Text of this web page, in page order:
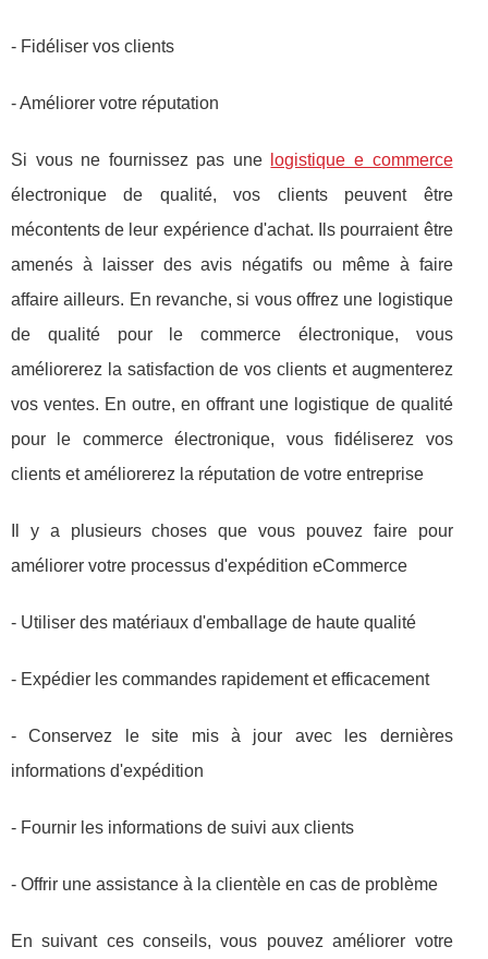
- Fidéliser vos clients
- Améliorer votre réputation
Si vous ne fournissez pas une
logistique e commerce
électronique de qualité, vos clients peuvent être
mécontents de leur expérience d'achat. Ils pourraient être
amenés à laisser des avis négatifs ou même à faire
affaire ailleurs. En revanche, si vous offrez une logistique
de qualité pour le commerce électronique, vous
améliorerez la satisfaction de vos clients et augmenterez
vos ventes. En outre, en offrant une logistique de qualité
pour le commerce électronique, vous fidéliserez vos
clients et améliorerez la réputation de votre entreprise
Il y a plusieurs choses que vous pouvez faire pour
améliorer votre processus d'expédition eCommerce
- Utiliser des matériaux d'emballage de haute qualité
- Expédier les commandes rapidement et efficacement
- Conservez le site mis à jour avec les dernières
informations d'expédition
- Fournir les informations de suivi aux clients
- Offrir une assistance à la clientèle en cas de problème
En suivant ces conseils, vous pouvez améliorer votre